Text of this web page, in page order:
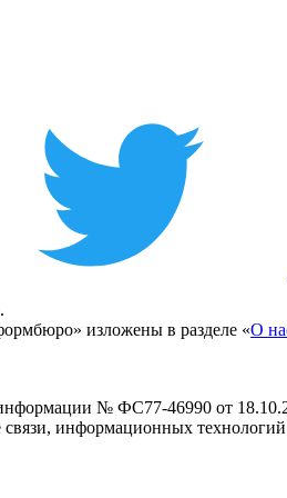
изложены в разделе «О
№ ФС77-46990 от
информационных